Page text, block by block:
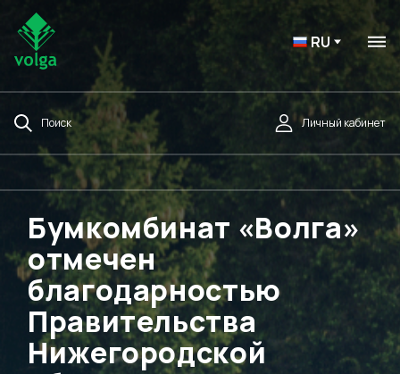
RU
Поиск Личный кабинет
Бумкомбинат «Волга»
отмечен
благодарностью
Правительства
Нижегородской